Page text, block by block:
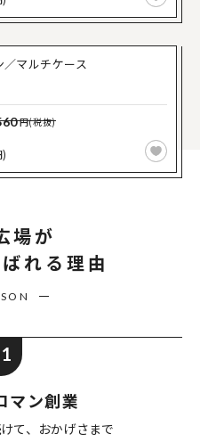
／マルチケース
円(税抜)
場が
れる理由
マン創業
て、 おかげさまで